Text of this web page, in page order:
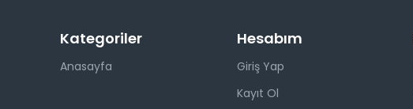
Kategoriler
Anasayfa
Hesabım
Giriş Yap
Kayıt Ol